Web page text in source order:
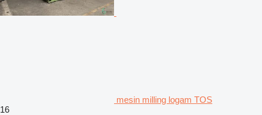
mesin milling logam TOS
16